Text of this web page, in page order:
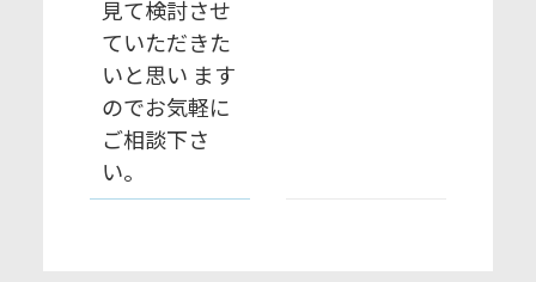
見て検討させ
ていただきた
いと思い ます
のでお気軽に
ご相談下さ
い。